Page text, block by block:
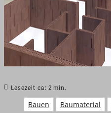
Lesezeit ca: 2 min.
Bauen Baumaterial